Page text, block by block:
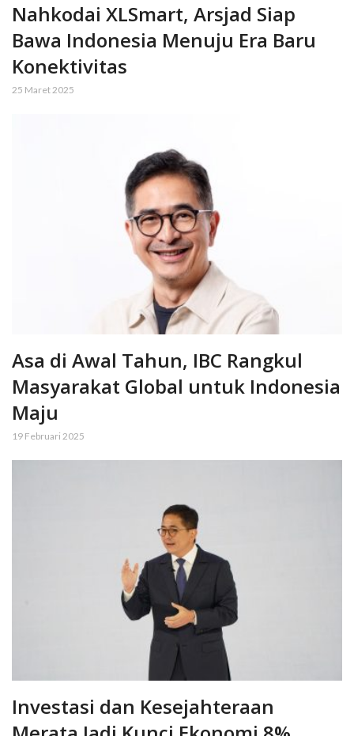
Nahkodai XLSmart, Arsjad Siap
Bawa Indonesia Menuju Era Baru
Konektivitas
25 Maret 2025
Asa di Awal Tahun, IBC Rangkul
Masyarakat Global untuk Indonesia
Maju
19 Februari 2025
Investasi dan Kesejahteraan